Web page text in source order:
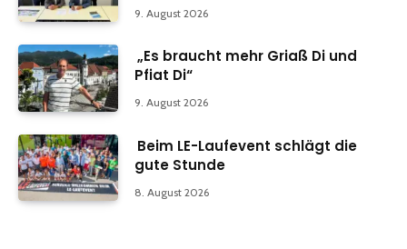
9. August 2026
„Es braucht mehr Griaß Di und
Pfiat Di“
9. August 2026
Beim LE-Laufevent schlägt die
gute Stunde
8. August 2026